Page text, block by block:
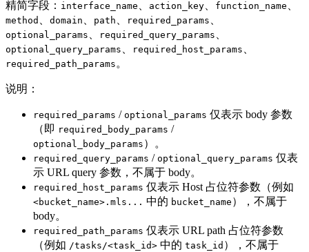
精简字段： interface_name action_key function_name
method domain path required_params
optional_params required_query_params
optional_query_params required_host_params
required_path_params 。
说明：
required_params / optional_params 仅表示 body 参数
（即 required_body_params /
optional_body_params ）。
required_query_params / optional_query_params 仅表
示 URL query 参数，不属于 body。
required_host_params 仅表示 Host 占位符参数（例如
<bucket_name>.mls... 中的 bucket_name ），不属于
body。
required_path_params 仅表示 URL path 占位符参数
（例如 /tasks/<task_id> 中的 task_id ），不属于